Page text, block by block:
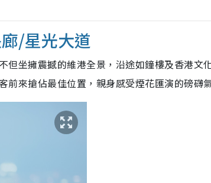
/星光大道
但坐擁震撼的維港全景，沿途如鐘樓及香港文
來搶佔最佳位置，親身感受煙花匯演的磅礴